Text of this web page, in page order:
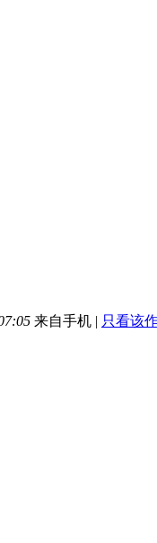
来自手机 | 只看该